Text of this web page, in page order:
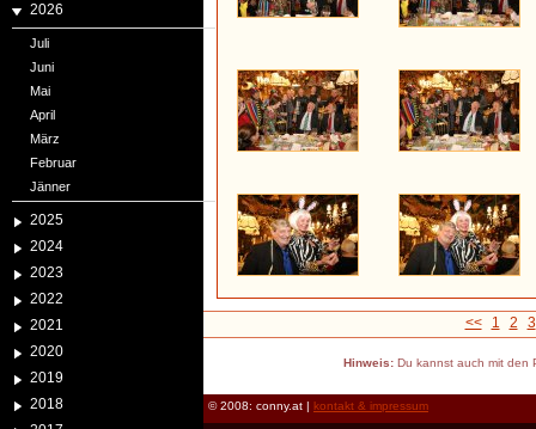
2026
Juli
Juni
Mai
April
März
Februar
Jänner
2025
2024
2023
2022
2021
2020
2019
2018
<< 1 2 3
Hinweis:Du kannst auch mit den
© 2008: conny.at | kontakt & impressum